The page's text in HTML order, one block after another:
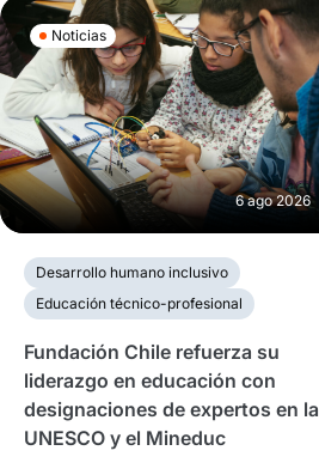
Noticias
6 ago 2026
Desarrollo humano inclusivo
Educación técnico-profesional
Fundación Chile refuerza su
liderazgo en educación con
designaciones de expertos en la
UNESCO y el Mineduc